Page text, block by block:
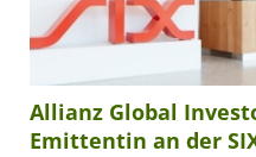
Allianz Global
Emittentin an der